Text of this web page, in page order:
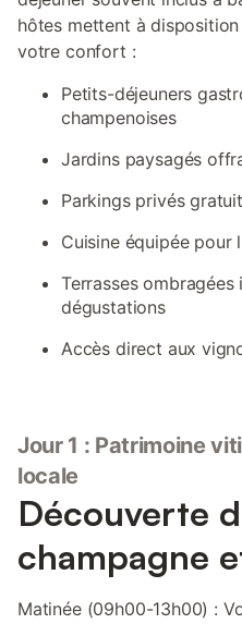
hôtes mettent à
votre confort :
Petits-déjeuners
champenoises
Jardins paysagés
Parkings privés
Cuisine équipée pour
Terrasses ombragées
dégustations
Accès direct aux
Jour 1 : Patrimoine
locale
Découverte
champagne
Matinée (09h00-13h00) :